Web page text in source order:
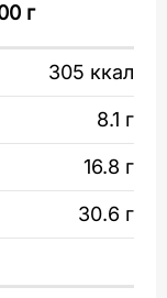
под
Смажьте
г
305 ккал
8.1 г
16.8 г
30.6 г